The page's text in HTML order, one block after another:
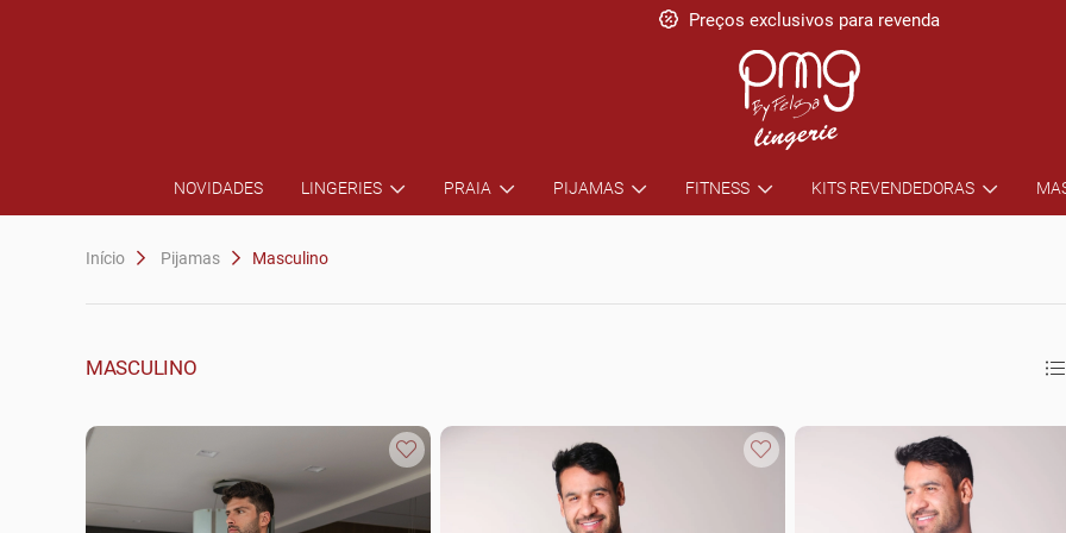
Preços exclusivos para revenda
NOVIDADES LINGERIES PRAIA PIJAMAS FITNESS KITS REVENDEDORAS
Início Pijamas Masculino
MASCULINO